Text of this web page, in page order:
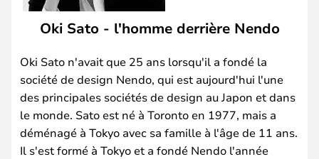
Oki Sato - l'homme derrière Nendo
Oki Sato n'avait que 25 ans lorsqu'il a fondé la
société de design Nendo, qui est aujourd'hui l'une
des principales sociétés de design au Japon et dans
le monde. Sato est né à Toronto en 1977, mais a
déménagé à Tokyo avec sa famille à l'âge de 11 ans.
Il s'est formé à Tokyo et a fondé Nendo l'année